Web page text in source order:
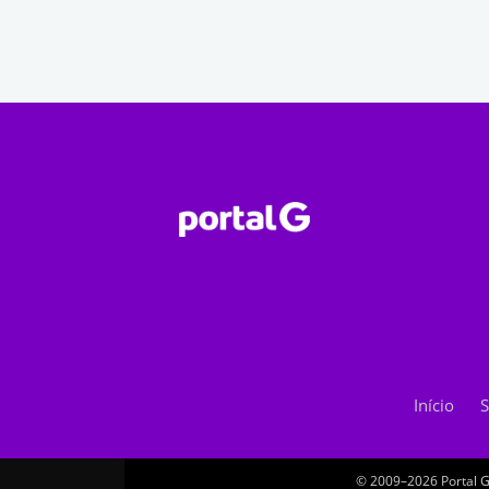
Início
© 2009–2026 Portal